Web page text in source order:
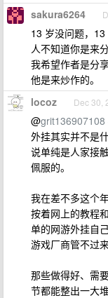
sakura6264
13 岁没问题，
人不知道你是来
我希望作者是分
他是来炒作的。
locoz Dec 30,
@grit136907108
外挂其实并不是
说单纯是人家接
佩服的。
我在差不多这个
按着网上的教程
单的网游外挂自
游戏厂商管不过
那些做得好、需
节都能整出一大